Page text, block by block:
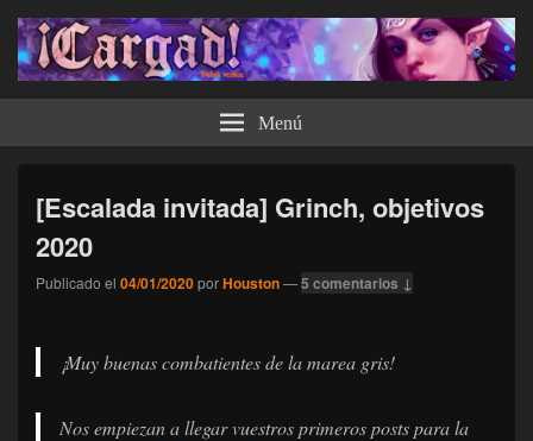
¡Cargad! Menú
[Escalada invitada] Grinch, objetivos
2020
Publicado el 04/01/2020porHouston—5 comentarios ↓
¡Muy buenas combatientes de la marea gris!
Nos empiezan a llegar vuestros primeros posts para la